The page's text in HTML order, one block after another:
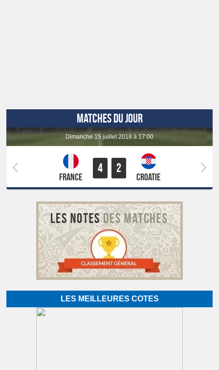
MATCHES DU JOUR
dimanche 15 juillet 2018 à 17:00
France
4 2
Croatie
LES MEILLEURES COTES